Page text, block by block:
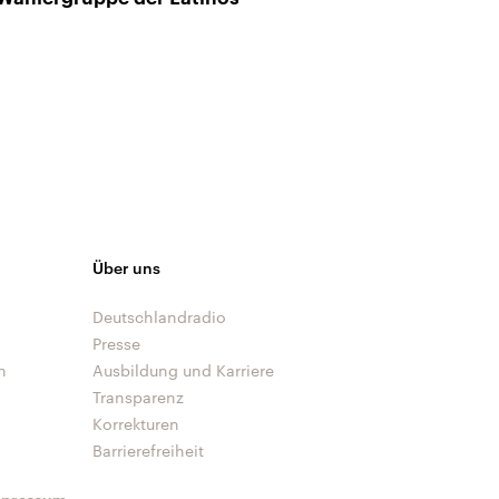
Über uns
Deutschlandradio
Presse
Ausbildung und Karriere
Transparenz
Korrekturen
Barrierefreiheit